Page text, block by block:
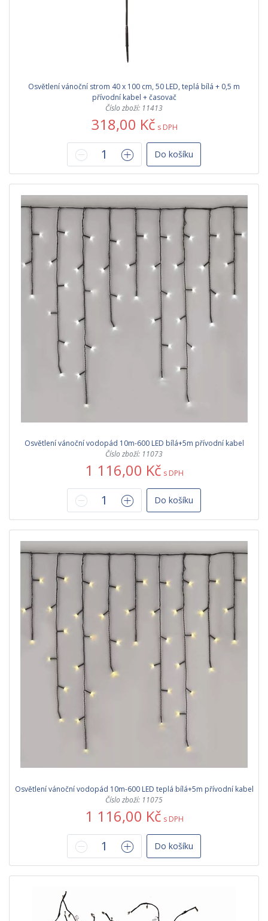
Osvětlení vánoční strom 40 x 100 cm, 50 LED, teplá bílá + 0,5 m
přívodní kabel + časovač
Číslo zboží: 11413
318,00 Kč s DPH
Do košíku
Osvětlení vánoční vodopád 10m-600 LED bílá+5m přívodní kabel
Číslo zboží: 11073
1 116,00 Kč s DPH
Do košíku
Osvětlení vánoční vodopád 10m-600 LED teplá bílá+5m přívodní kabel
Číslo zboží: 11075
1 116,00 Kč s DPH
Do košíku